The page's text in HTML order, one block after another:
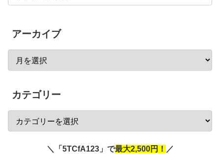
アーカイブ
カテゴリー
＼「5TCfA123」で最大2,500円！ ／